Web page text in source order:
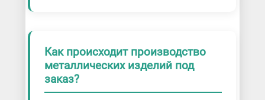
Как происходит производство
металлических изделий под
заказ?